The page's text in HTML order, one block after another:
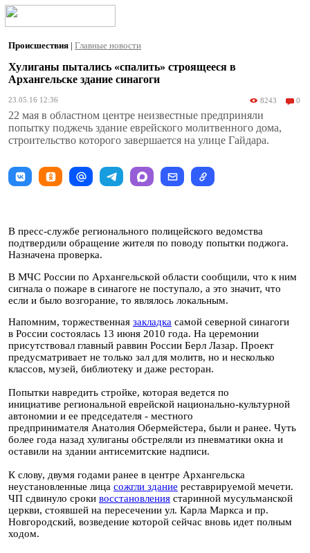
Происшествия | Главные новости
Хулиганы пытались «спалить» строящееся в
Архангельске здание синагоги
23.05.16 12:36 8243 0
22 мая в областном центре неизвестные предприняли
попытку поджечь здание еврейского молитвенного дома,
строительство которого завершается на улице Гайдара.
В пресс-службе регионального полицейского ведомства
подтвердили обращение жителя по поводу попытки поджога.
Назначена проверка.
В МЧС России по Архангельской области сообщили, что к ним
сигнала о пожаре в синагоге не поступало, а это значит, что
если и было возгорание, то являлось локальным.
Напомним, торжественная закладка самой северной синагоги
в России состоялась 13 июня 2010 года. На церемонии
присутствовал главный раввин России Берл Лазар. Проект
предусматривает не только зал для молитв, но и несколько
классов, музей, библиотеку и даже ресторан.
Попытки навредить стройке, которая ведется по
инициативе региональной еврейской национально-культурной
автономии и ее председателя - местного
предпринимателя Анатолия Обермейстера, были и ранее. Чуть
более года назад хулиганы обстреляли из пневматики окна и
оставили на здании антисемитские надписи.
К слову, двумя годами ранее в центре Архангельска
неустановленные лица сожгли здание реставрируемой мечети.
ЧП сдвинуло сроки восстановления старинной мусульманской
церкви, стоявшей на пересечении ул. Карла Маркса и пр.
Новгородский, возведение которой сейчас вновь идет полным
ходом.